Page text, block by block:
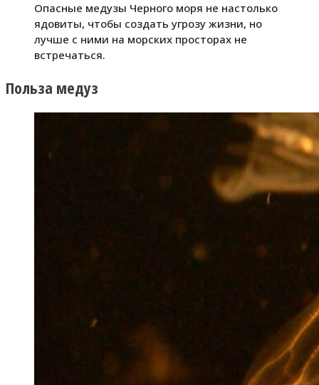
Опасные медузы Черного моря не настолько
ядовиты, чтобы создать угрозу жизни, но
лучше с ними на морских просторах не
встречаться.
Польза медуз